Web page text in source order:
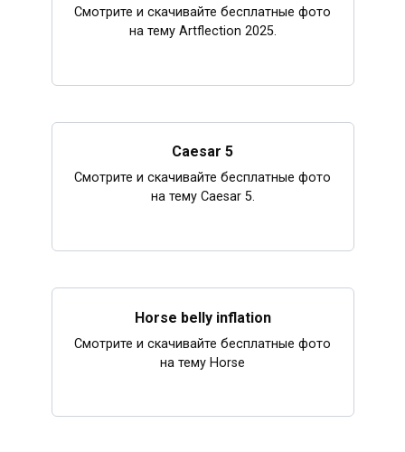
Смотрите и скачивайте бесплатные фото
на тему Artflection 2025.
Caesar 5
Смотрите и скачивайте бесплатные фото
на тему Caesar 5.
Horse belly inflation
Смотрите и скачивайте бесплатные фото
на тему Horse